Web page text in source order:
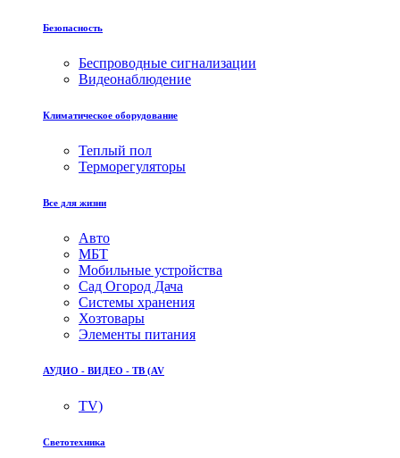
Безопасность
Беспроводные сигнализации
Видеонаблюдение
Климатическое оборудование
Теплый пол
Терморегуляторы
Все для жизни
Авто
МБТ
Мобильные устройства
Сад Огород Дача
Системы хранения
Хозтовары
Элементы питания
АУДИО - ВИДЕО - ТВ (AV
TV)
Светотехника